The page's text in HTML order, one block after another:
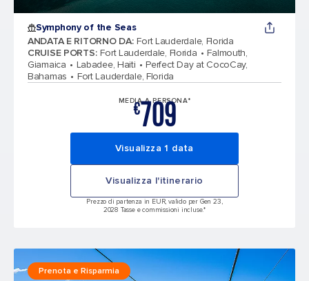
Symphony of the Seas
ANDATA E RITORNO DA: Fort Lauderdale, Florida
CRUISE PORTS: Fort Lauderdale, Florida
Falmouth,
Giamaica
Labadee, Haiti
Perfect Day at CocoCay,
Bahamas
Fort Lauderdale, Florida
MEDIA A PERSONA*
€709
Visualizza 1 data
Visualizza l'itinerario
Prezzo di partenza in EUR, valido per Gen 23,
2028 Tasse e commissioni incluse.*
Prenota e Risparmia